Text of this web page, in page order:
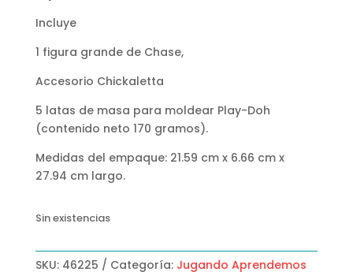
Incluye
1 figura grande de Chase,
Accesorio Chickaletta
5 latas de masa para moldear Play-Doh
(contenido neto 170 gramos).
Medidas del empaque: 21.59 cm x 6.66 cm x
27.94 cm largo.
Sin existencias
SKU: 46225 Categoría: Jugando Aprendemos